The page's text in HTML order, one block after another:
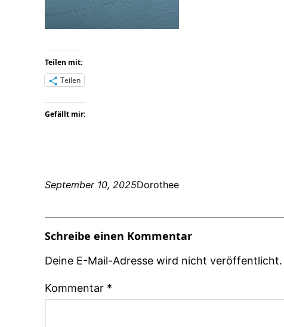
Teilen mit:
Teilen
Gefällt mir:
September 10, 2025Dorothee
Schreibe einen Kommentar
Deine E-Mail-Adresse wird nicht veröffentlicht.
Kommentar *